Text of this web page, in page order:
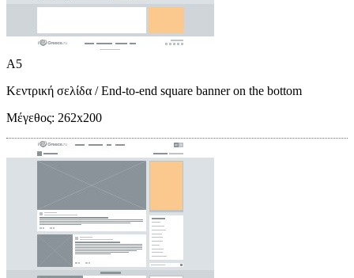
A5
Κεντρική σελίδα / End-to-end square banner on the bottom
Μέγεθος: 262x200